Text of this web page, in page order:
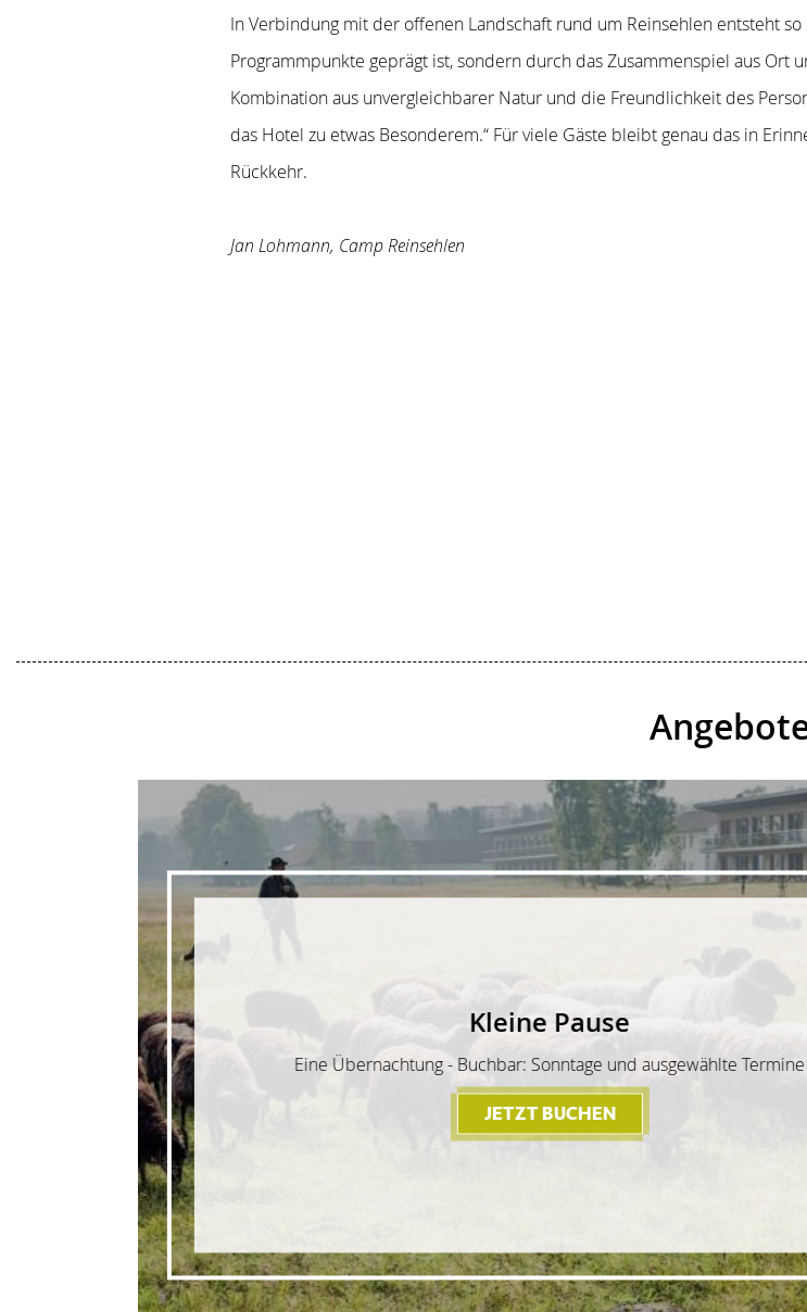
In Verbindung mit der offenen Landschaft rund um Reinsehlen entsteht
Programmpunkte geprägt ist, sondern durch das Zusammenspiel aus Ort
Kombination aus unvergleichbarer Natur und die Freundlichkeit des
das Hotel zu etwas Besonderem.“ Für viele Gäste bleibt genau das in
Rückkehr.
Jan Lohmann, Camp Reinsehlen
Zwei Übernachtungen - Buchbar: